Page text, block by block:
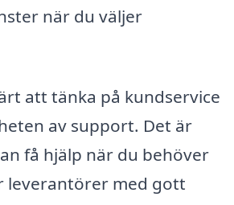
när du väljer
att tänka på kundservice
av support. Det är
få hjälp när du behöver
leverantörer med gott